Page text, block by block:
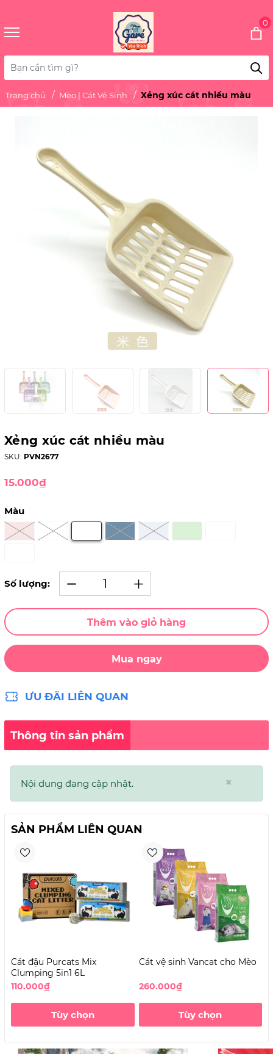
0
Trang chủ Mèo | Cát Vệ Sinh Xẻng xúc cát nhiều màu
Xẻng xúc cát nhiều màu
SKU: PVN2677
15.000₫
Màu
Số lượng:
Thêm vào giỏ hàng
Mua ngay
ƯU ĐÃI LIÊN QUAN
Thông tin sản phẩm
×
Nội dung đang cập nhật.
SẢN PHẨM LIÊN QUAN
Cát đậu Purcats Mix
Clumping 5in1 6L
110.000₫
Tùy chọn
Cát vệ sinh Vancat cho Mèo
260.000₫
Tùy chọn